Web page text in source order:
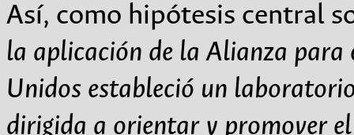
Así, como hipótesis central
la aplicación de la Alianza para
Unidos estableció un
dirigida a orientar y promover